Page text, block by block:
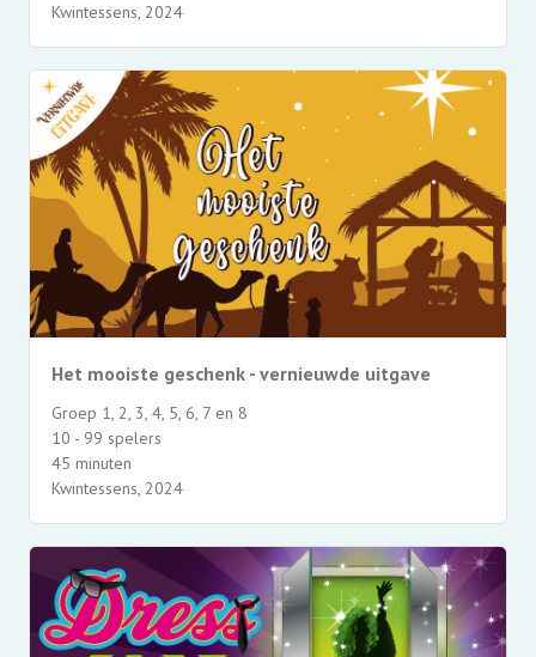
Kwintessens, 2024
Het mooiste geschenk - vernieuwde uitgave
Groep 1, 2, 3, 4, 5, 6, 7 en 8
10 - 99 spelers
45 minuten
Kwintessens, 2024